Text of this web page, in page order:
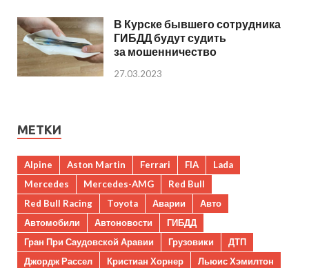
В Курске бывшего сотрудника
ГИБДД будут судить
за мошенничество
27.03.2023
МЕТКИ
Alpine Aston Martin Ferrari FIA
Lada
Mercedes
Mercedes-AMG
Red Bull
Red Bull Racing
Toyota Аварии
Авто
Автомобили
Автоновости
ГИБДД
Гран При Саудовской Аравии
Грузовики
ДТП
Джордж Рассел
Кристиан Хорнер
Льюис Хэмилтон